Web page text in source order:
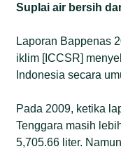
Suplai air bersih
Laporan Bappenas
iklim [ICCSR]
Indonesia secara
Pada 2009, ketika
Tenggara masih
5,705.66 liter.